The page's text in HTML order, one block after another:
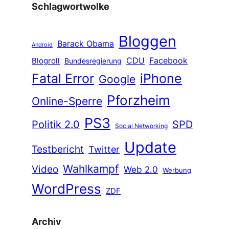
Schlagwortwolke
Android Barack Obama Bloggen
Blogroll Bundesregierung CDU Facebook
Fatal Error Google iPhone
Online-Sperre Pforzheim
Politik 2.0 PS3 Social Networking
SPD
Testbericht Twitter Update
Video Wahlkampf Web 2.0 Werbung
WordPress ZDF
Archiv